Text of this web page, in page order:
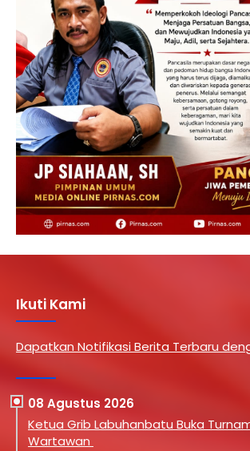
Ikuti Kami
Dapatkan Notifikasi Berita Terbaru
08 Agustus 2026
Ketua Grib Labuhanbatu Buka
Wartawan